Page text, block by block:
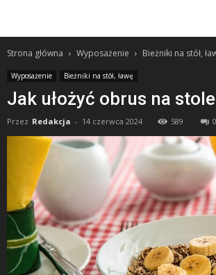
Strona główna Wyposażenie Bieżniki na stół,
Wyposażenie Bieżniki na stół, ławę
Jak ułożyć obrus na
Przez Redakcja - 14 czerwca 2024 589 0